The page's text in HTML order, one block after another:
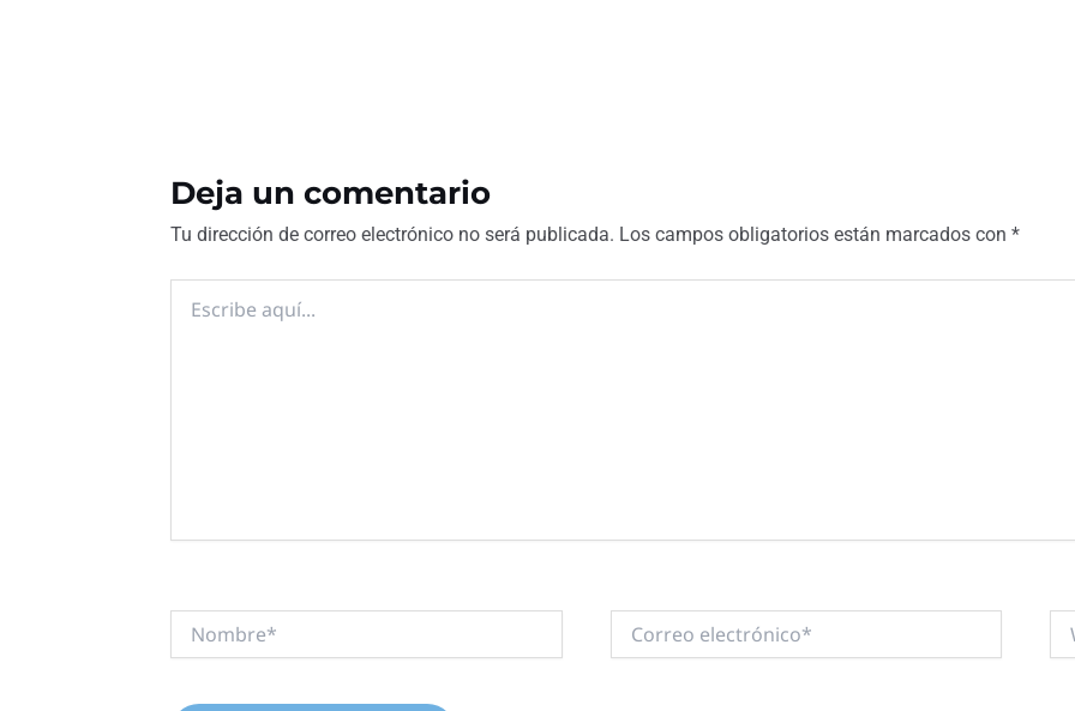
Deja un comentario
Tu dirección de correo electrónico no será publicada. Los campos obligatorios están marcados con *
aquí...
electrónico*